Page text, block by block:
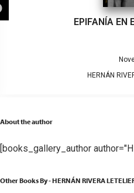
EPIFANÍA EN
HERNÁN
About the author
[books_gallery_author
Other Books By - HERNÁN RIVERA